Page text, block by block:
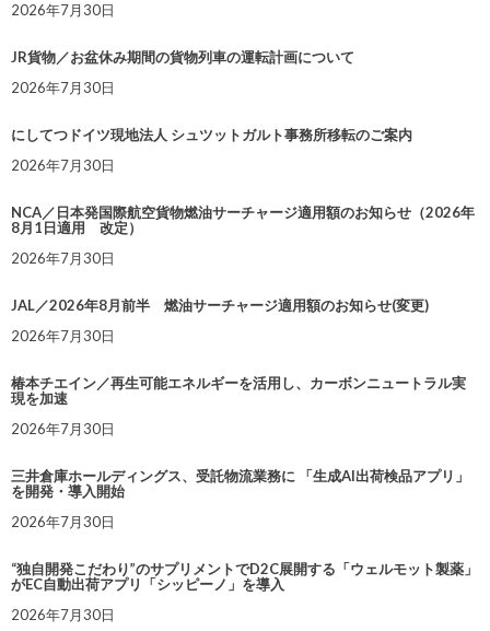
2026年7月30日
JR貨物／お盆休み期間の貨物列車の運転計画について
2026年7月30日
にしてつドイツ現地法人 シュツットガルト事務所移転のご案内
2026年7月30日
NCA／日本発国際航空貨物燃油サーチャージ適用額のお知らせ（2026年
8月1日適用 改定）
2026年7月30日
JAL／2026年8月前半 燃油サーチャージ適用額のお知らせ(変更)
2026年7月30日
椿本チエイン／再生可能エネルギーを活用し、カーボンニュートラル実
現を加速
2026年7月30日
三井倉庫ホールディングス、受託物流業務に 「生成AI出荷検品アプリ」
を開発・導入開始
2026年7月30日
“独自開発こだわり”のサプリメントでD2C展開する「ウェルモット製薬」
がEC自動出荷アプリ「シッピーノ」を導入
2026年7月30日